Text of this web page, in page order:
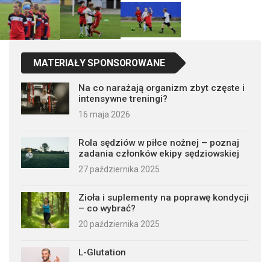
MATERIAŁY SPONSOROWANE
Na co narażają organizm zbyt częste i
intensywne treningi?
16 maja 2026
Rola sędziów w piłce nożnej – poznaj
zadania członków ekipy sędziowskiej
27 października 2025
Zioła i suplementy na poprawę kondycji
– co wybrać?
20 października 2025
L-Glutation